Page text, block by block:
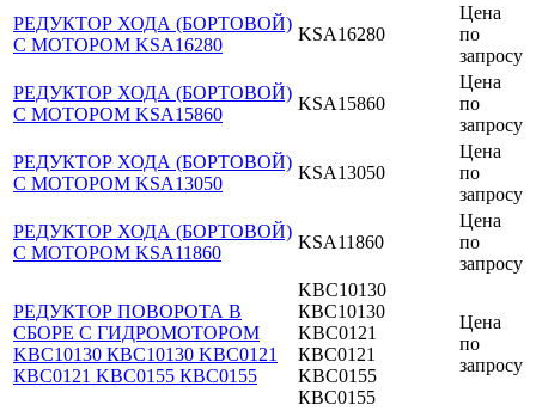
РЕДУКТОР ХОДА (БОРТОВОЙ)
С МОТОРОМ KSA16280
KSA16280
Цена
по
запросу
РЕДУКТОР ХОДА (БОРТОВОЙ)
С МОТОРОМ KSA15860
KSA15860
Цена
по
запросу
РЕДУКТОР ХОДА (БОРТОВОЙ)
С МОТОРОМ KSA13050
KSA13050
Цена
по
запросу
РЕДУКТОР ХОДА (БОРТОВОЙ)
С МОТОРОМ KSA11860
KSA11860
Цена
по
запросу
РЕДУКТОР ПОВОРОТА В
СБОРЕ С ГИДРОМОТОРОМ
KBC10130 КВС10130 KBC0121
КВС0121 KBC0155 КВС0155
KBC10130
КВС10130
KBC0121
КВС0121
KBC0155
КВС0155
Цена
по
запросу